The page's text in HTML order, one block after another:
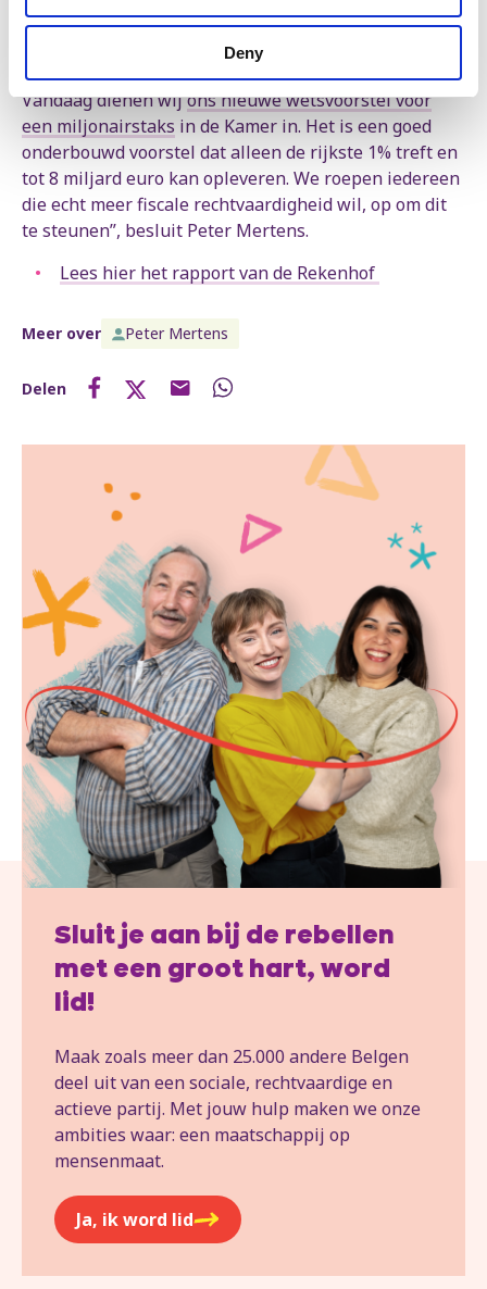
Deny
“Alleen een echte belasting op grote vermogens kan
de fiscale rechtvaardigheid in België herstellen.
Vandaag dienen wijons nieuwe wetsvoorstel voor
een miljonairstaks in de Kamer in. Het is een goed
onderbouwd voorstel dat alleen de rijkste 1% treft en
tot 8 miljard euro kan opleveren. We roepen iedereen
die echt meer fiscale rechtvaardigheid wil, op om dit
te steunen”, besluit Peter Mertens.
Lees hier het rapport van de Rekenhof
Meer over Peter Mertens
Delen
Sluit je aan bij de rebellen
met een groot hart, word
lid!
Maak zoals meer dan 25.000 andere Belgen
deel uit van een sociale, rechtvaardige en
actieve partij. Met jouw hulp maken we onze
ambities waar: een maatschappij op
mensenmaat.
Ja, ik word lid